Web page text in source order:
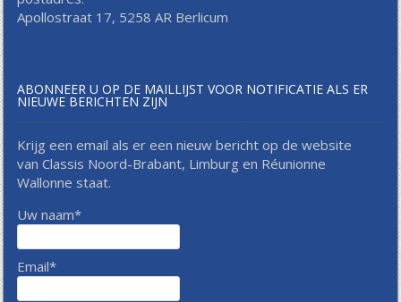
Apollostraat 17, 5258 AR Berlicum
ABONNEER U OP DE MAILLIJST VOOR NOTIFICATIE ALS ER
NIEUWE BERICHTEN ZIJN
Krijg een email als er een nieuw bericht op de website
van Classis Noord-Brabant, Limburg en Réunionne
Wallonne staat.
Uw naam*
Email*